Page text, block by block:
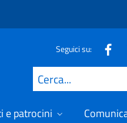
Seguici su:
Cerca
e patrocini